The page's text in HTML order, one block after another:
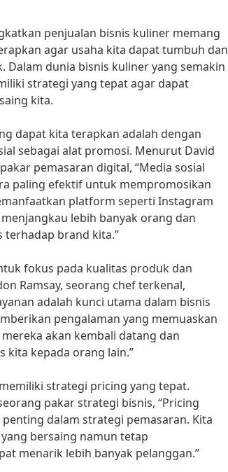
penjualan bisnis kuliner memang
agar usaha kita dapat tumbuh dan
Dalam dunia bisnis kuliner yang semakin
strategi yang tepat agar dapat
kita.
dapat kita terapkan adalah dengan
sebagai alat promosi. Menurut David
pemasaran digital, “Media sosial
paling efektif untuk mempromosikan
platform seperti Instagram
lebih banyak orang dan
terhadap brand kita.”
fokus pada kualitas produk dan
Ramsay, seorang chef terkenal,
adalah kunci utama dalam bisnis
pengalaman yang memuaskan
akan kembali datang dan
kita kepada orang lain.”
strategi pricing yang tepat.
pakar strategi bisnis, “Pricing
dalam strategi pemasaran. Kita
bersaing namun tetap
menarik lebih banyak pelanggan.”